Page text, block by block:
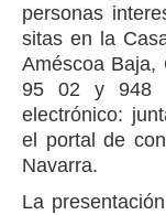
personas
sitas en la
Améscoa Baja,
95 02 y 948
electrónico:
el portal de
Navarra.
La